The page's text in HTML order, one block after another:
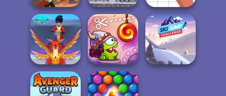
Western Sniper
Super Soccer
Noggins
Christmas
Letters Match